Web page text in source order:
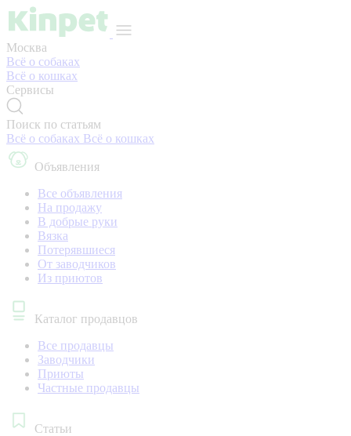
Москва
Всё о собаках
Всё о кошках
Сервисы
Поиск по статьям
Всё о собаках Всё о кошках
Объявления
Все объявления
На продажу
В добрые руки
Вязка
Потерявшиеся
От заводчиков
Из приютов
Каталог продавцов
Все продавцы
Заводчики
Приюты
Частные продавцы
Статьи